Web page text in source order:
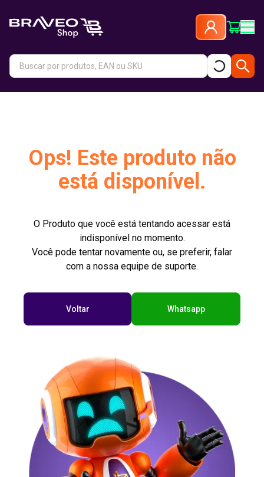
Ops! Este produto não
está disponível.
O Produto que você está tentando acessar está
indisponível no momento.
Você pode tentar novamente ou, se preferir, falar
com a nossa equipe de suporte.
Voltar Whatsapp